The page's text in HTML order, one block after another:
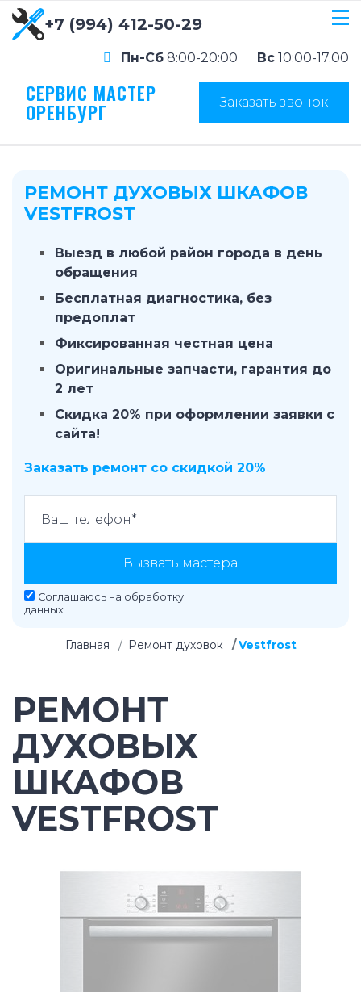
+7 (994) 412-50-29
Пн-Сб 8:00-20:00 Вс 10:00-17.00
СЕРВИС МАСТЕР
ОРЕНБУРГ Заказать звонок
РЕМОНТ ДУХОВЫХ ШКАФОВ
VESTFROST
Выезд в любой район города в день
обращения
Бесплатная диагностика, без
предоплат
Фиксированная честная цена
Оригинальные запчасти, гарантия до
2 лет
Скидка 20% при оформлении заявки с
сайта!
Заказать ремонт со скидкой 20%
Вызвать мастера
Соглашаюсь на обработку
данных
Главная Ремонт духовок Vestfrost
РЕМОНТ
ДУХОВЫХ
ШКАФОВ
VESTFROST